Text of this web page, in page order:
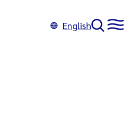
English